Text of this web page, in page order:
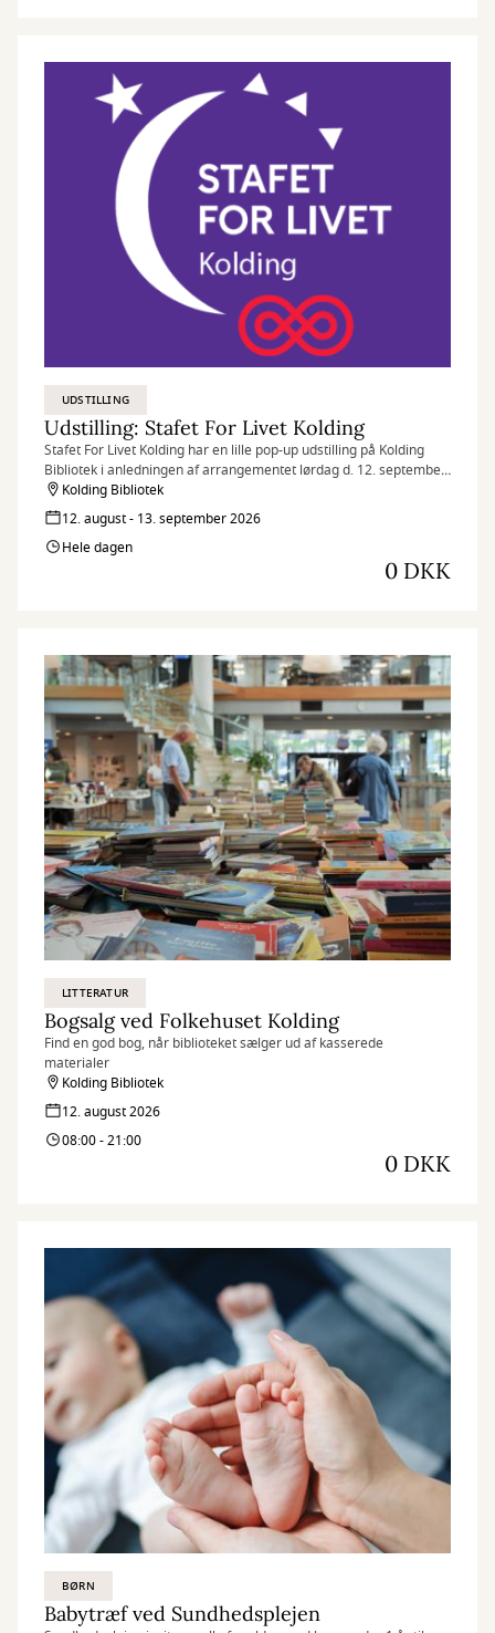
UDSTILLING
Udstilling: Stafet For Livet Kolding
Stafet For Livet Kolding har en lille pop-up udstilling på Kolding
Bibliotek i anledningen af arrangementet lørdag d. 12. september
i Borchs Gård
Kolding Bibliotek
12. august - 13. september 2026
Hele dagen
0 DKK
LITTERATUR
Bogsalg ved Folkehuset Kolding
Find en god bog, når biblioteket sælger ud af kasserede
materialer
Kolding Bibliotek
12. august 2026
08:00 - 21:00
0 DKK
BØRN
Babytræf ved Sundhedsplejen